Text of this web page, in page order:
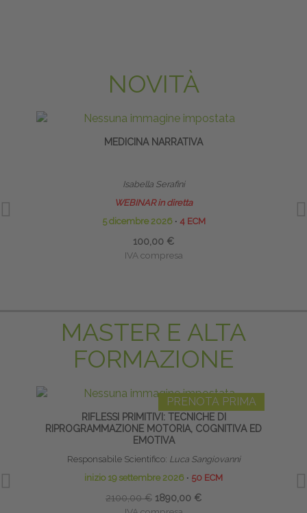
NOVITÀ
MEDICINA NARRATIVA
Isabella Serafini
WEBINAR in diretta
5 dicembre 2026 ∙ 4 ECM
100,00 €
IVA compresa
MASTER E ALTA
FORMAZIONE
PRENOTA PRIMA
RIFLESSI PRIMITIVI: TECNICHE DI
RIPROGRAMMAZIONE MOTORIA, COGNITIVA ED
EMOTIVA
Responsabile Scientifico: Luca Sangiovanni
inizio 19 settembre 2026 ∙ 50 ECM
2100,00 € 1890,00 €